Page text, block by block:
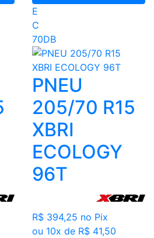
E
C
70DB
PNEU
205/70 R15
XBRI
ECOLOGY
96T
R$ 394,25 no Pix
ou 10x de R$ 41,50